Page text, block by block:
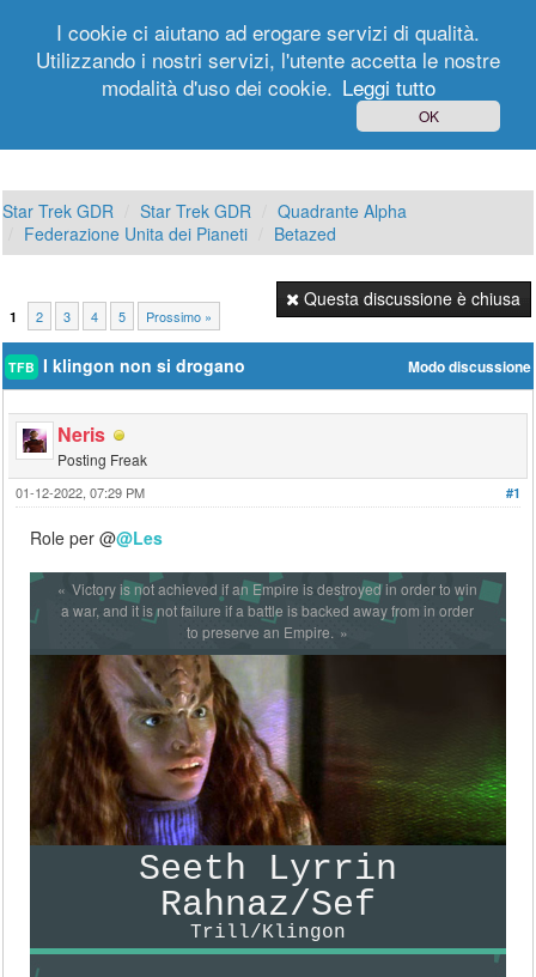
Registrati
Star Trek GDR Star Trek GDR
Quadrante Alpha
Federazione Unita dei Pianeti
Betazed
1 2 3 4 5 Prossimo »
Questa discussione è chiusa
Modo discussione
TFB I klingon non si drogano
Neris
Posting Freak
#1
01-12-2022, 07:29 PM
Role per @@Les
Victory is not achieved if an Empire is destroyed in order to win
a war, and it is not failure if a battle is backed away from in order
to preserve an Empire.
Seeth Lyrrin
Rahnaz/Sef
Trill/Klingon
I cookie ci aiutano ad erogare servizi di qualità.
Utilizzando i nostri servizi, l'utente accetta le nostre
modalità d'uso dei cookie. Leggi tutto
OK